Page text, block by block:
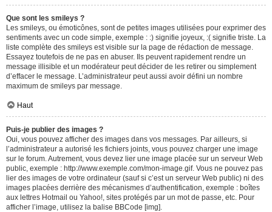
Que sont les smileys ?
Les smileys, ou émoticônes, sont de petites images utilisées pour exprimer des
sentiments avec un code simple, exemple : :) signifie joyeux, :( signifie triste. La
liste complète des smileys est visible sur la page de rédaction de message.
Essayez toutefois de ne pas en abuser. Ils peuvent rapidement rendre un
message illisible et un modérateur peut décider de les retirer ou simplement
d’effacer le message. L’administrateur peut aussi avoir défini un nombre
maximum de smileys par message.
Haut
Puis-je publier des images ?
Oui, vous pouvez afficher des images dans vos messages. Par ailleurs, si
l’administrateur a autorisé les fichiers joints, vous pouvez charger une image
sur le forum. Autrement, vous devez lier une image placée sur un serveur Web
public, exemple : http://www.exemple.com/mon-image.gif. Vous ne pouvez pas
lier des images de votre ordinateur (sauf si c’est un serveur Web public) ni des
images placées derrière des mécanismes d’authentification, exemple : boîtes
aux lettres Hotmail ou Yahoo!, sites protégés par un mot de passe, etc. Pour
afficher l’image, utilisez la balise BBCode [img].